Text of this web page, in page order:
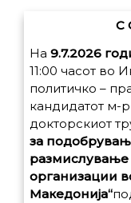
С
На 9.7.2026
11:00 часот во
политичко –
кандидатот м-
докторскиот
за
организации
Македонија“